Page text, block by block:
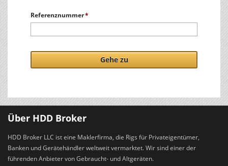
Referenznummer
Gehe zu
Über HDD Broker
HDD Broker LLC ist eine Maklerfirma, die Rigs für Privateigentümer,
Banken und Gerätehändler weltweit vermarktet. Wir sind einer der
führenden Anbieter von Gebraucht- und Altgeräten.